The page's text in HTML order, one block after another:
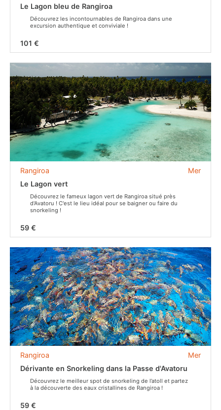
Le Lagon bleu de Rangiroa
Découvrez les incontournables de Rangiroa dans une
excursion authentique et conviviale !
101 €
Mer
Rangiroa
Le Lagon vert
Découvrez le fameux lagon vert de Rangiroa situé près
d'Avatoru ! C'est le lieu idéal pour se baigner ou faire du
snorkeling !
59 €
Mer
Rangiroa
Dérivante en Snorkeling dans la Passe d'Avatoru
Découvrez le meilleur spot de snorkeling de l’atoll et partez
à la découverte des eaux cristallines de Rangiroa !
59 €